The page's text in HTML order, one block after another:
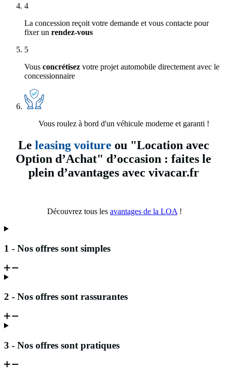
4
La concession reçoit votre demande et vous contacte pour
fixer un rendez-vous
5
Vous concrétisez votre projet automobile directement avec le
concessionnaire
Vous roulez à bord d'un véhicule moderne et garanti !
Le leasing voiture ou "Location avec
Option d’Achat" d’occasion : faites le
plein d’avantages avec vivacar.fr
Découvrez tous les avantages de la LOA !
1 - Nos offres sont simples
2 - Nos offres sont rassurantes
3 - Nos offres sont pratiques